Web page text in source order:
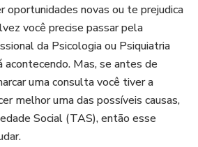
oportunidades novas ou te prejudica
você precise passar pela
da Psicologia ou Psiquiatria
acontecendo. Mas, se antes de
uma consulta você tiver a
melhor uma das possíveis causas,
Social (TAS), então esse